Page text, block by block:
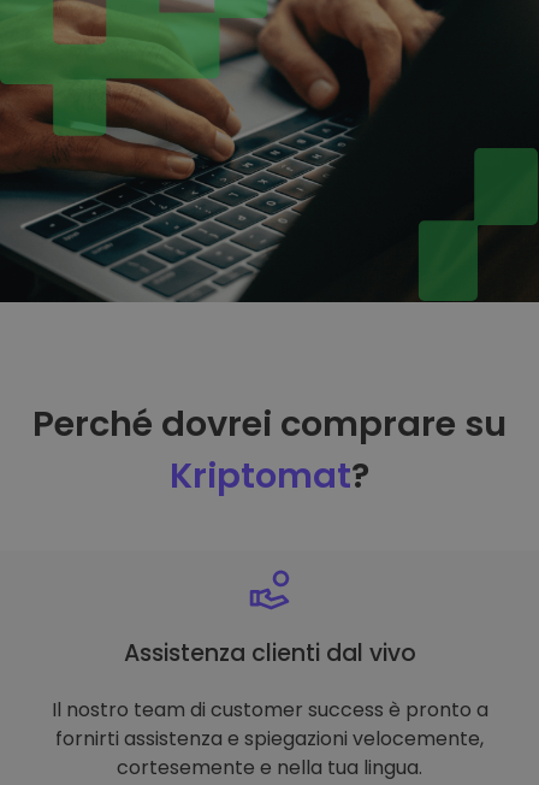
Perché dovrei comprare su
Kriptomat?
Assistenza clienti dal vivo
Il nostro team di customer success è pronto a
fornirti assistenza e spiegazioni velocemente,
cortesemente e nella tua lingua.